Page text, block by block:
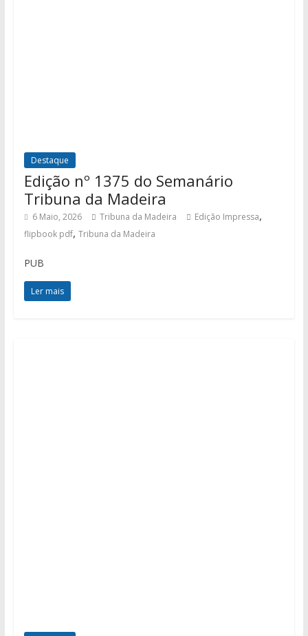
Destaque
Edição nº 1375 do Semanário
Tribuna da Madeira
6 Maio, 2026 Tribuna da Madeira Edição Impressa,
flipbook pdf, Tribuna da Madeira
PUB
Ler mais